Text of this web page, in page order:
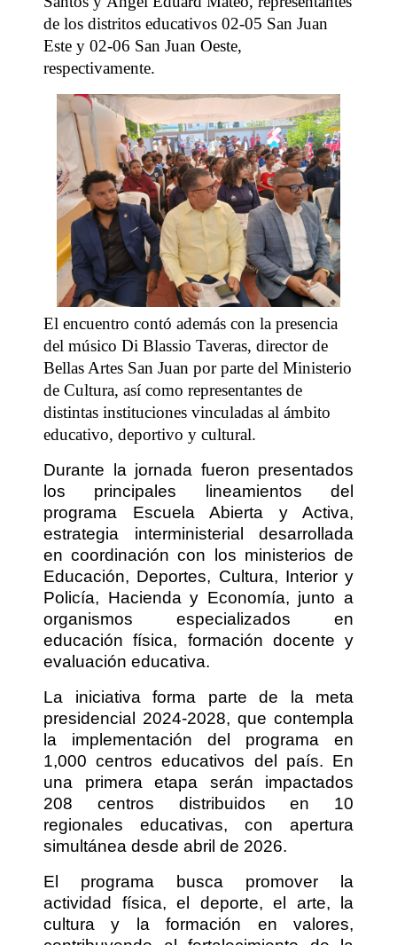
de los distritos educativos 02-05 San Juan
Este y 02-06 San Juan Oeste,
respectivamente.
El encuentro contó además con la presencia
del músico Di Blassio Taveras, director de
Bellas Artes San Juan por parte del Ministerio
de Cultura, así como representantes de
distintas instituciones vinculadas al ámbito
educativo, deportivo y cultural.
Durante la jornada fueron presentados
los principales lineamientos del
programa Escuela Abierta y Activa,
estrategia interministerial desarrollada
en coordinación con los ministerios de
Educación, Deportes, Cultura, Interior y
Policía, Hacienda y Economía, junto a
organismos especializados en
educación física, formación docente y
evaluación educativa.
La iniciativa forma parte de la meta
presidencial 2024-2028, que contempla
la implementación del programa en
1,000 centros educativos del país. En
una primera etapa serán impactados
208 centros distribuidos en 10
regionales educativas, con apertura
simultánea desde abril de 2026.
El programa busca promover la
actividad física, el deporte, el arte, la
cultura y la formación en valores,